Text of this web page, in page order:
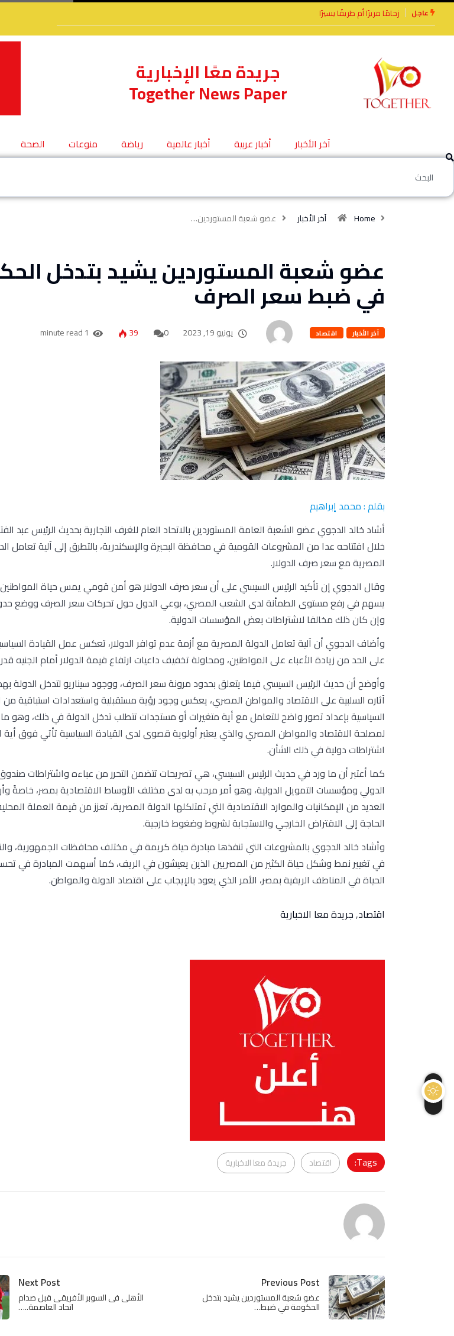
عاجل
أم طريقًا يسيرًاالأخوة الأعداء وحتمًا لابد
من لقاء
جريدة معًا الإخبارية
Together News Paper
آخر الأخبار أخبار عربية أخبار عالمية رياضة منوعات الصحة
Home آخر الأخبار عضو شعبة المستوردين…
عضو شعبة المستوردين يشيد بتدخل
في ضبط سعر الصرف
آخر الأخبار اقتصاد يونيو 19, 2023 0
39
1 minute read
بقلم : محمد إبراهيم
أشاد خالد الدجوي عضو الشعبة العامة المستوردين بالاتحاد العام للغرف التجارية بحديث الرئيس عبد
خلال افتتاحه عدا من المشروعات القومية في محافظة البحيرة والإسكندرية، بالتطرق إلى آلية تعامل
المصرية مع سعر صرف الدولار.
وقال الدجوي إن تأكيد الرئيس السيسي على أن سعر صرف الدولار هو أمن قومي يمس حياة
يسهم في رفع مستوى الطمأنة لدى الشعب المصري، بوعي الدول حول تحركات سعر الصرف ووضع
وإن كان ذلك مخالفا لاشتراطات بعض المؤسسات الدولية.
وأضاف الدجوي أن آلية تعامل الدولة المصرية مع أزمة عدم توافر الدولار، تعكس عمل القيادة
على الحد من زيادة الأعباء على المواطنين، ومحاولة تخفيف داعيات ارتفاع قيمة الدولار أمام الجنيه
وأوضح أن حديث الرئيس السيسي فيما يتعلق بحدود مرونة سعر الصرف، ووجود سيناريو لتدخل الدولة
آثاره السلبية على الاقتصاد والمواطن المصري، يعكس وجود رؤية مستقبلية واستعدادات استباقية من
السياسية بإعداد تصور واضح للتعامل مع أية متغيرات أو مستجدات تتطلب تدخل الدولة في ذلك، وهو
لمصلحة الاقتصاد والمواطن المصري والذي يعتبر أولوية قصوى لدى القيادة السياسية تأتي فوق أية
اشتراطات دولية في ذلك الشأن.
كما أعتبر أن ما ورد في حديث الرئيس السيسي، هي تصريحات تتضمن التحرر من عباءه واشتراطات
الدولي ومؤسسات التمويل الدولية، وهو أمر مرحب به لدى مختلف الأوساط الاقتصادية بمصر، خاصةً
العديد من الإمكانيات والموارد الاقتصادية التي تمتلكلها الدولة المصرية، تعزز من قيمة العملة
الحاجة إلى الاقتراض الخارجي والاستجابة لشروط وضغوط خارجية.
وأشاد خالد الدجوي بالمشروعات التي تنفذها مبادرة حياة كريمة في مختلف محافظات الجمهورية،
في تغيير نمط وشكل حياة الكثير من المصريين الذين يعيشون في الريف، كما أسهمت المبادرة في
الحياة في المناطف الريفية بمصر، الأمر الذي يعود بالإيجاب على اقتصاد الدولة والمواطن.
اقتصاد,جريدة معا الاخبارية
Tags: اقتصاد جريدة معا الاخبارية
Previous Post
عضو شعبة المستوردين يشيد بتدخل
الحكومة في ضبط…
Next Post
الأهلى فى السوبر الأفريقى قبل صدام
اتحاد العاصمة..…